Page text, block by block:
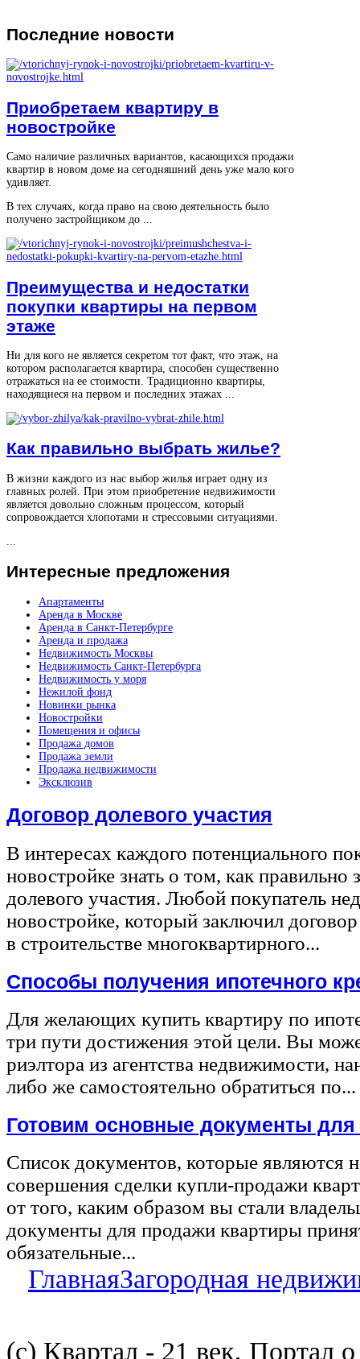
Последние новости
Приобретаем квартиру в
новостройке
Само наличие различных вариантов, касающихся продажи
квартир в новом доме на сегодняшний день уже мало кого
удивляет.
В тех случаях, когда право на свою деятельность было
получено застройщиком до ...
Преимущества и недостатки
покупки квартиры на первом
этаже
Ни для кого не является секретом тот факт, что этаж, на
котором располагается квартира, способен существенно
отражаться на ее стоимости. Традиционно квартиры,
находящиеся на первом и последних этажах ...
Как правильно выбрать жилье?
В жизни каждого из нас выбор жилья играет одну из
главных ролей. При этом приобретение недвижимости
является довольно сложным процессом, который
сопровождается хлопотами и стрессовыми ситуациями.
Интересные предложения
Апартаменты
Аренда в Москве
Аренда в Санкт-Петербурге
Аренда и продажа
Недвижимость Москвы
Недвижимость Санкт-Петербурга
Недвижимость у моря
Нежилой фонд
Новинки рынка
Новостройки
Помещения и офисы
Продажа домов
Продажа земли
Продажа недвижимости
Эксклюзив
Договор долевого участия
В интересах каждого потенциального
новостройке знать о том, как правильно
долевого участия. Любой покупатель
новостройке, который заключил
в строительстве многоквартирного...
Способы получения ипотечного
Для желающих купить квартиру по
три пути достижения этой цели. Вы
риэлтора из агентства недвижимости,
либо же самостоятельно обратиться по...
Готовим основные документы
Список документов, которые являются
совершения сделки купли-продажи
от того, каким образом вы стали
документы для продажи квартиры
обязательные...
ГлавнаяЗагородная
(с) Квартал - 21 век, Портал